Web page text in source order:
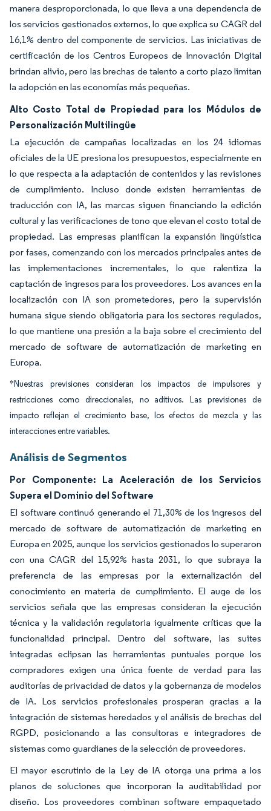
manera desproporcionada, lo que lleva a una dependencia de
los servicios gestionados externos, lo que explica su CAGR del
16,1% dentro del componente de servicios. Las iniciativas de
certificación de los Centros Europeos de Innovación Digital
brindan alivio, pero las brechas de talento a corto plazo limitan
la adopción en las economías más pequeñas.
Alto Costo Total de Propiedad para los Módulos de
Personalización Multilingüe
La ejecución de campañas localizadas en los 24 idiomas
oficiales de la UE presiona los presupuestos, especialmente en
lo que respecta a la adaptación de contenidos y las revisiones
de cumplimiento. Incluso donde existen herramientas de
traducción con IA, las marcas siguen financiando la edición
cultural y las verificaciones de tono que elevan el costo total de
propiedad. Las empresas planifican la expansión lingüística
por fases, comenzando con los mercados principales antes de
las implementaciones incrementales, lo que ralentiza la
captación de ingresos para los proveedores. Los avances en la
localización con IA son prometedores, pero la supervisión
humana sigue siendo obligatoria para los sectores regulados,
lo que mantiene una presión a la baja sobre el crecimiento del
mercado de software de automatización de marketing en
Europa.
*Nuestras previsiones consideran los impactos de impulsores y
restricciones como direccionales, no aditivos. Las previsiones de
impacto reflejan el crecimiento base, los efectos de mezcla y las
interacciones entre variables.
Análisis de Segmentos
Por Componente: La Aceleración de los Servicios
Supera el Dominio del Software
El software continuó generando el 71,30% de los ingresos del
mercado de software de automatización de marketing en
Europa en 2025, aunque los servicios gestionados lo superaron
con una CAGR del 15,92% hasta 2031, lo que subraya la
preferencia de las empresas por la externalización del
conocimiento en materia de cumplimiento. El auge de los
servicios señala que las empresas consideran la ejecución
técnica y la validación regulatoria igualmente críticas que la
funcionalidad principal. Dentro del software, las suites
integradas eclipsan las herramientas puntuales porque los
compradores exigen una única fuente de verdad para las
auditorías de privacidad de datos y la gobernanza de modelos
de IA. Los servicios profesionales prosperan gracias a la
integración de sistemas heredados y el análisis de brechas del
RGPD, posicionando a las consultoras e integradores de
sistemas como guardianes de la selección de proveedores.
El mayor escrutinio de la Ley de IA otorga una prima a los
planos de soluciones que incorporan la auditabilidad por
diseño. Los proveedores combinan software empaquetado